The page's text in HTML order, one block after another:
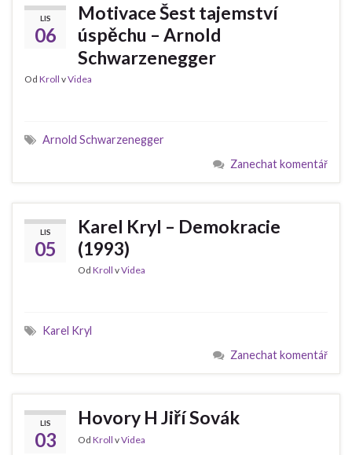
LIS
06
Motivace Šest tajemství
úspěchu – Arnold
Schwarzenegger
Od Kroll vVidea
Arnold Schwarzenegger
Zanechat komentář
LIS
05
Karel Kryl – Demokracie
(1993)
Od Kroll vVidea
Karel Kryl
Zanechat komentář
LIS
03
Hovory H Jiří Sovák
Od Kroll vVidea